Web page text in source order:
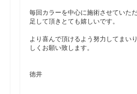
毎回カラーを中心に施術させていた
足して頂きとても嬉しいです。
より喜んで頂けるよう努力してまい
しくお願い致します。
徳井